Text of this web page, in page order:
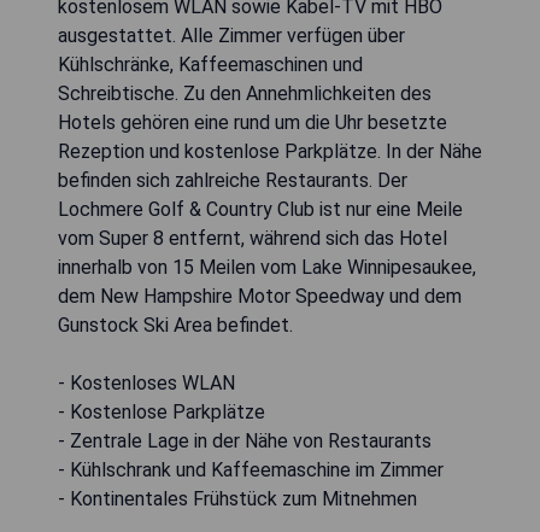
kostenlosem WLAN sowie Kabel-TV mit HBO
ausgestattet. Alle Zimmer verfügen über
Kühlschränke, Kaffeemaschinen und
Schreibtische. Zu den Annehmlichkeiten des
Hotels gehören eine rund um die Uhr besetzte
Rezeption und kostenlose Parkplätze. In der Nähe
befinden sich zahlreiche Restaurants. Der
Lochmere Golf & Country Club ist nur eine Meile
vom Super 8 entfernt, während sich das Hotel
innerhalb von 15 Meilen vom Lake Winnipesaukee,
dem New Hampshire Motor Speedway und dem
Gunstock Ski Area befindet.
- Kostenloses WLAN
- Kostenlose Parkplätze
- Zentrale Lage in der Nähe von Restaurants
- Kühlschrank und Kaffeemaschine im Zimmer
- Kontinentales Frühstück zum Mitnehmen